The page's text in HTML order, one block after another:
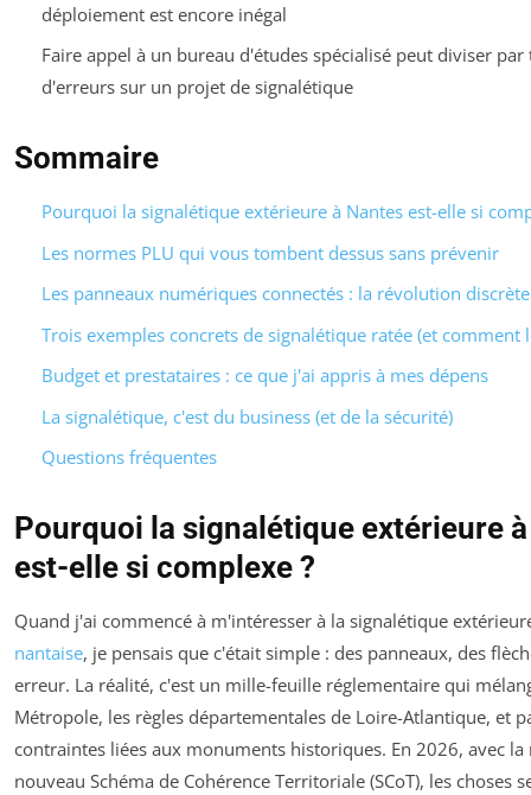
déploiement est encore inégal
Faire appel à un bureau d'études spécialisé peut diviser
d'erreurs sur un projet de signalétique
Sommaire
Pourquoi la signalétique extérieure à Nantes est-elle si
Les normes PLU qui vous tombent dessus sans prévenir
Les panneaux numériques connectés : la révolution
Trois exemples concrets de signalétique ratée (et comment
Budget et prestataires : ce que j'ai appris à mes dépens
La signalétique, c'est du business (et de la sécurité)
Questions fréquentes
Pourquoi la signalétique extérieure
est-elle si complexe ?
Quand j'ai commencé à m'intéresser à la signalétique
nantaise, je pensais que c'était simple : des panneaux, des
erreur. La réalité, c'est un mille-feuille réglementaire qui
Métropole, les règles départementales de Loire-Atlantique, et
contraintes liées aux monuments historiques. En 2026, avec la
nouveau Schéma de Cohérence Territoriale (SCoT), les choses